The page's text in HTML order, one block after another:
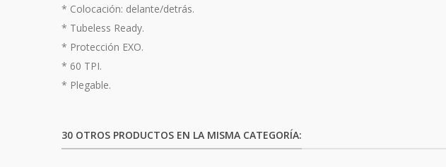
* Colocación: delante/detrás.
* Tubeless Ready.
* Protección EXO.
* 60 TPI.
* Plegable.
30 OTROS PRODUCTOS EN LA MISMA CATEGORÍA: